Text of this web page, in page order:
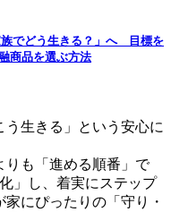
族でどう生きる？」へ 目標を
商品を選ぶ方法
う生きる」という安心に
りも「進める順番」で
」し、着実にステップ
にぴったりの「守り・